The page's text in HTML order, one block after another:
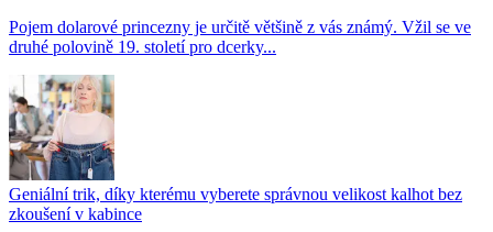
Pojem dolarové princezny je určitě většině z vás známý. Vžil se ve
druhé polovině 19. století pro dcerky...
Geniální trik, díky kterému vyberete správnou velikost kalhot bez
zkoušení v kabince